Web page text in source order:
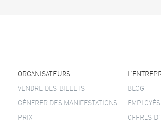
ORGANISATEURS
VENDRE DES BILLETS
GÉNERER DES MANIFESTATIONS
PRIX
BLOG
EMPLOYÉS
OFFRES